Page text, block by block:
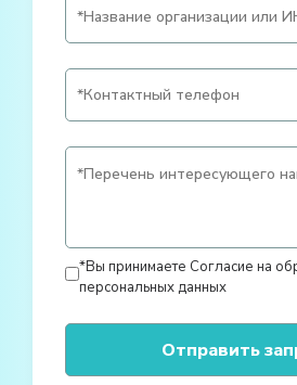
*Вы принимаете Согласие на
персональных данных